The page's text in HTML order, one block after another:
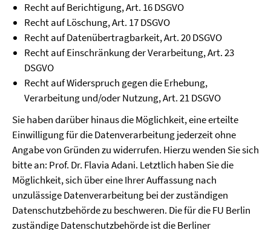
Recht auf Berichtigung, Art. 16 DSGVO
Recht auf Löschung, Art. 17 DSGVO
Recht auf Datenübertragbarkeit, Art. 20 DSGVO
Recht auf Einschränkung der Verarbeitung, Art. 23
DSGVO
Recht auf Widerspruch gegen die Erhebung,
Verarbeitung und/oder Nutzung, Art. 21 DSGVO
Sie haben darüber hinaus die Möglichkeit, eine erteilte
Einwilligung für die Datenverarbeitung jederzeit ohne
Angabe von Gründen zu widerrufen. Hierzu wenden Sie sich
bitte an: Prof. Dr. Flavia Adani. Letztlich haben Sie die
Möglichkeit, sich über eine Ihrer Auffassung nach
unzulässige Datenverarbeitung bei der zuständigen
Datenschutzbehörde zu beschweren. Die für die FU Berlin
zuständige Datenschutzbehörde ist die Berliner